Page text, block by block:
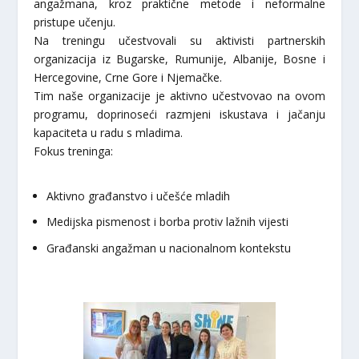
angažmana, kroz praktične metode i neformalne
pristupe učenju.
Na treningu učestvovali su aktivisti partnerskih
organizacija iz Bugarske, Rumunije, Albanije, Bosne i
Hercegovine, Crne Gore i Njemačke.
Tim naše organizacije je aktivno učestvovao na ovom
programu, doprinoseći razmjeni iskustava i jačanju
kapaciteta u radu s mladima.
Fokus treninga:
Aktivno građanstvo i učešće mladih
Medijska pismenost i borba protiv lažnih vijesti
Građanski angažman u nacionalnom kontekstu